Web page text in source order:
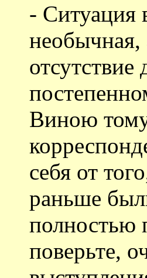
- Ситуация
Виною
себя от
раньше
полностью
поверьте,